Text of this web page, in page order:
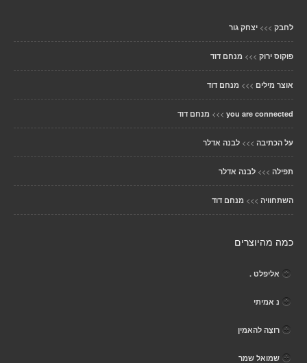
לחבק >>> יצחק גור
פוקוס ירוק >>> מנחם דוד
אוצר מילים >>> מנחם דוד
you are connected
>>> מנחם דוד
על הכתיבה >>> לבנה אדלר
תפילה >>> לבנה אדלר
השתחוויה >>> מנחם דוד
כמה מהיוצרים
אליפלט .
נ אמיתי
רוצָה להאמין
שמואל שמר